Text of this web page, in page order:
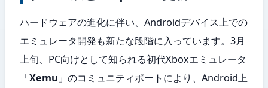
ハードウェアの進化に伴い、Androidデバイス上での
エミュレータ開発も新たな段階に入っています。3月
上旬、PC向けとして知られる初代Xboxエミュレータ
「Xemu 」のコミュニティポートにより、Android上